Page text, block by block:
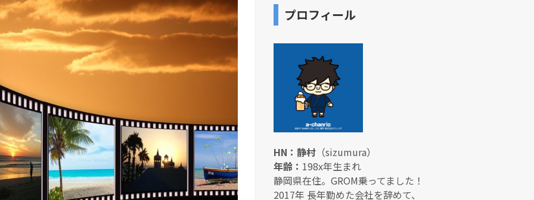
プロフィール
HN：静村 （sizumura）
年齢： 198x年生まれ
静岡県在住。GROM乗ってました！
2017年 長年勤めた会社を辞めて、